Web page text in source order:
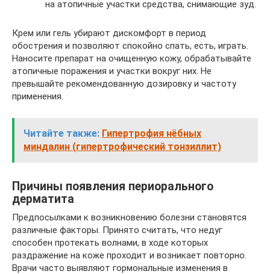
на атопичные участки средства, снимающие зуд.
Крем или гель убирают дискомфорт в период
обострения и позволяют спокойно спать, есть, играть.
Наносите препарат на очищенную кожу, обрабатывайте
атопичные поражения и участки вокруг них. Не
превышайте рекомендованную дозировку и частоту
применения.
Читайте также: Гипертрофия нёбных
миндалин (гипертрофический тонзиллит)
Причины появления периорального
дерматита
Предпосылками к возникновению болезни становятся
различные факторы. Принято считать, что недуг
способен протекать волнами, в ходе которых
раздражение на коже проходит и возникает повторно.
Врачи часто выявляют гормональные изменения в